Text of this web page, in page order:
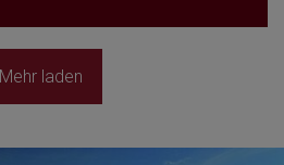
Mehr laden